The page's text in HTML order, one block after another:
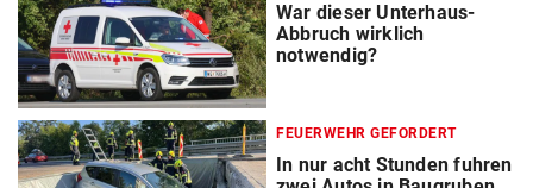
War dieser Unterhaus-
Abbruch wirklich
notwendig?
FEUERWEHR GEFORDERT
In nur acht Stunden fuhren